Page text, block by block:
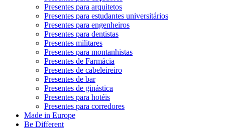
Presentes para arquitetos
Presentes para estudantes universitários
Presentes para engenheiros
Presentes para dentistas
Presentes militares
Presentes para montanhistas
Presentes de Farmácia
Presentes de cabeleireiro
Presentes de bar
Presentes de ginástica
Presentes para hotéis
Presentes para corredores
Made in Europe
Be Different